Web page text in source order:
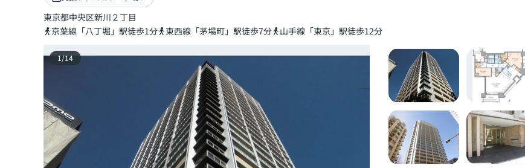
東京都中央区新川 ２丁目
京葉線「八丁堀」駅徒歩1分
東西線「茅場町」駅徒歩7分 山手線「東京」駅徒歩12分
1 /14